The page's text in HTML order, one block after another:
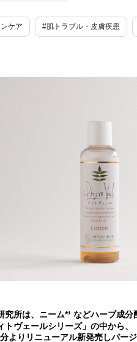
ケア #肌トラブル・皮膚疾患
究所は、ニーム*¹ などハーブ成
トヴェールシリーズ」の中から、
よりリニューアル新発売しバージ